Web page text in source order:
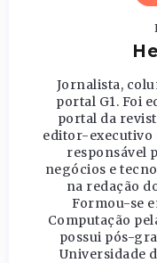
Jornalista,
portal G1. Foi
portal da
editor-executivo
responsável
negócios e
na redação
Formou-se
Computação
possui pós-
Universidade